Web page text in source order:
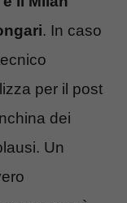
. In caso
per il post
dei
Un